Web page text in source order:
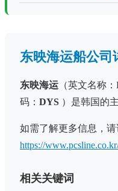
东映海运船公司
东映海运 （英文名称
码： DYS ）是韩国的
如需了解更多信息，请
https://
相关关键词